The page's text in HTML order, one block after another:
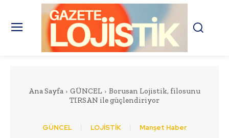
Ana Sayfa GÜNCEL
Borusan Lojistik, filosunu
TIRSAN ile güçlendiriyor
GÜNCEL LOJİSTİK Manşet Haber